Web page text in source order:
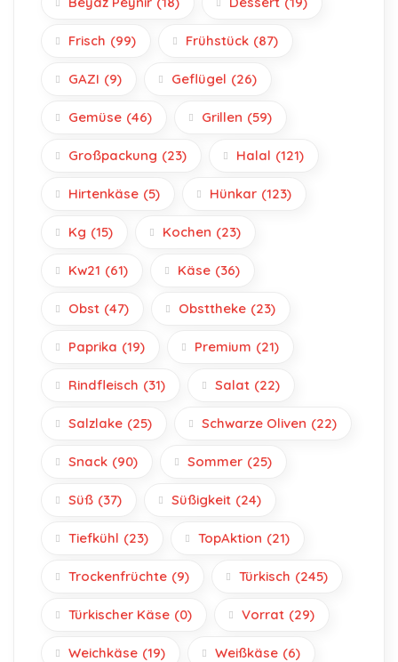
Frisch (99) Frühstück (87)
GAZI (9) Geflügel (26)
Gemüse (46) Grillen (59)
Großpackung (23) Halal (121)
Hirtenkäse (5) Hünkar (123)
Kg (15) Kochen (23)
Kw21 (61) Käse (36)
Obst (47) Obsttheke (23)
Paprika (19) Premium (21)
Rindfleisch (31) Salat (22)
Salzlake (25) Schwarze Oliven (22)
Snack (90) Sommer (25)
Süß (37) Süßigkeit (24)
Tiefkühl (23) TopAktion (21)
Trockenfrüchte (9) Türkisch (245)
Türkischer Käse (0) Vorrat (29)
Weichkäse (19) Weißkäse (6)